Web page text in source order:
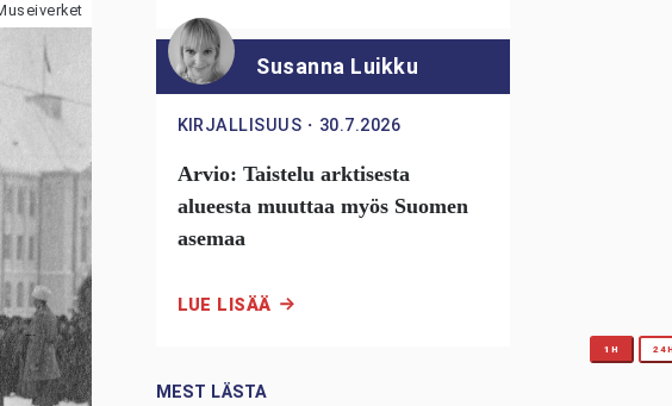
Susanna Luikku
KIRJALLISUUS ・ 30.7.2026
Arvio: Taistelu arktisesta
alueesta muuttaa myös Suomen
asemaa
LUE LISÄÄ
MEST LÄSTA
1H